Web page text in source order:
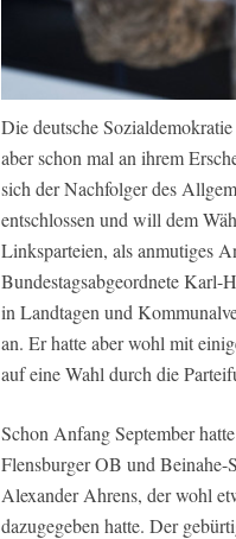
Die deutsche
aber schon mal an ihrem
sich der Nachfolger des
entschlossen und will dem
Linksparteien, als anmutiges
Bundestagsabgeordnete
in Landtagen und
an. Er hatte aber wohl mit
auf eine Wahl durch die
Schon Anfang September
Flensburger OB und
Alexander Ahrens, der wohl
dazugegeben hatte. Der